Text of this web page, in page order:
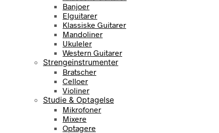
Banjoer
Elguitarer
Klassiske Guitarer
Mandoliner
Ukuleler
Western Guitarer
Strengeinstrumenter
Bratscher
Celloer
Violiner
Studie & Optagelse
Mikrofoner
Mixere
Optagere